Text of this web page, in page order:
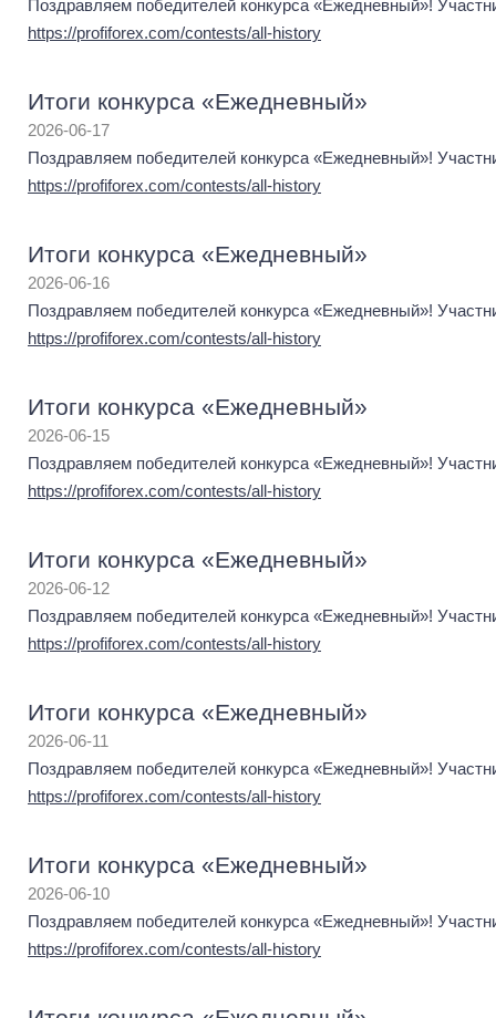
Поздравляем победителей конкурса «Ежедневный»!
https://profiforex.com/contests/all-history
Итоги конкурса «Ежедневный»
2026-06-17
Поздравляем победителей конкурса «Ежедневный»!
https://profiforex.com/contests/all-history
Итоги конкурса «Ежедневный»
2026-06-16
Поздравляем победителей конкурса «Ежедневный»!
https://profiforex.com/contests/all-history
Итоги конкурса «Ежедневный»
2026-06-15
Поздравляем победителей конкурса «Ежедневный»!
https://profiforex.com/contests/all-history
Итоги конкурса «Ежедневный»
2026-06-12
Поздравляем победителей конкурса «Ежедневный»!
https://profiforex.com/contests/all-history
Итоги конкурса «Ежедневный»
2026-06-11
Поздравляем победителей конкурса «Ежедневный»!
https://profiforex.com/contests/all-history
Итоги конкурса «Ежедневный»
2026-06-10
Поздравляем победителей конкурса «Ежедневный»!
https://profiforex.com/contests/all-history